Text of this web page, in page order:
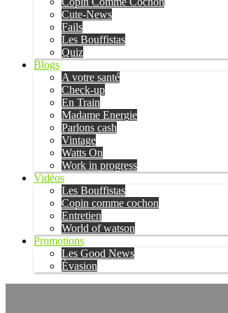
Cute-News
Fails
Les Bouffistas
Quiz
Blogs
A votre santé
Check-up
En Train
Madame Energie
Parlons cash
Vintage
Watts On
Work in progress
Vidéos
Les Bouffistas
Copin comme cochon
Entretien
World of watson
Promotions
Les Good News
Évasion